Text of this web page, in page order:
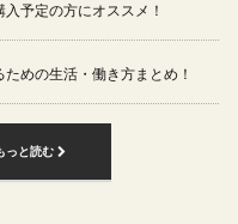
予定の方にオススメ！
めの生活・働き方まとめ！
っと読む